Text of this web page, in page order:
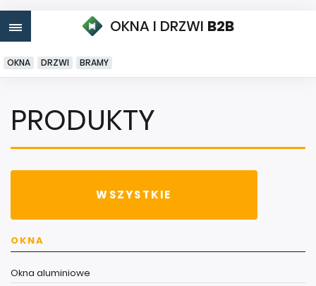
OKNA I DRZWI B2B
OKNA DRZWI BRAMY
PRODUKTY
WSZYSTKIE
OKNA
Okna aluminiowe